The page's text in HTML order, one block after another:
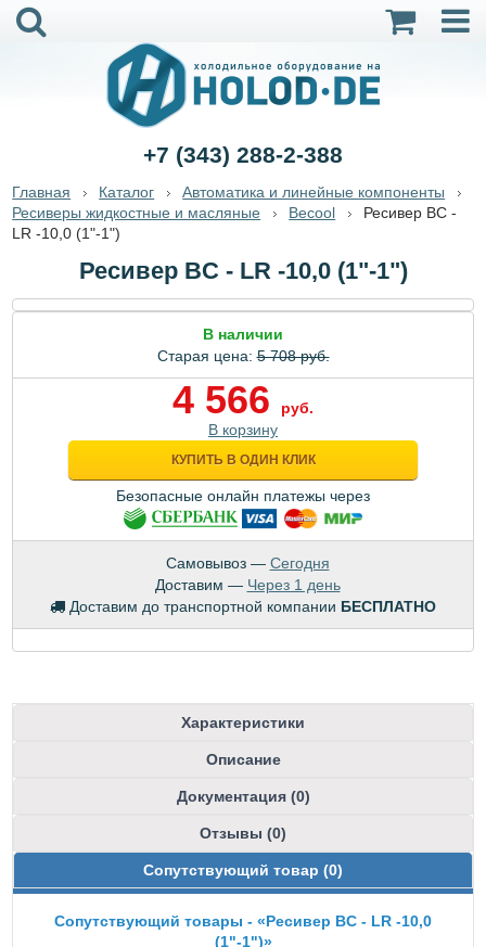
+7 (343) 288-2-388
Главная Каталог
Автоматика и линейные компоненты
Ресиверы жидкостные и масляные
Becool
Ресивер BC -
LR -10,0 (1"-1")
Ресивер BC - LR -10,0 (1"-1")
В наличии
Старая цена:5 708 руб.
4 566
руб.
В корзину
КУПИТЬ В ОДИН КЛИК
Безопасные онлайн платежы через
Самовывоз — Сегодня
Доставим — Через 1 день
Доставим до транспортной компании БЕСПЛАТНО
Характеристики
Описание
Документация (0)
Отзывы (0)
Сопутствующий товар (0)
Сопутствующий товары - «Ресивер BC - LR -10,0
(1"-1")»